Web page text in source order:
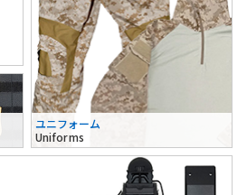
ユニフォーム
Uniforms